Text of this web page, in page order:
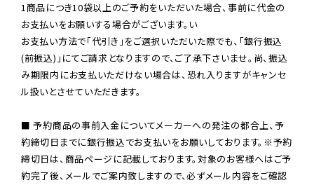
1商品につき10袋以上のご予約をいただいた場合、事前に代金の
お支払いをお願いする場合がございます。い
お支払い方法で「代引き」をご選択いただいた際でも、「銀行振込
(前振込)」にてご請求となりますので、ご了承下さいませ。尚、振込
み期限内にお支払いただけない場合は、恐れ入りますがキャンセ
ル扱いとさせていただきます。
■ 予約商品の事前入金についてメーカーへの発注の都合上、予
約締切日までに銀行振込でお支払いをお願いしております。※予約
締切日は、商品ページに記載しております。対象のお客様へはご予
約完了後、メールでご案内致しますので、必ずメール内容をご確認